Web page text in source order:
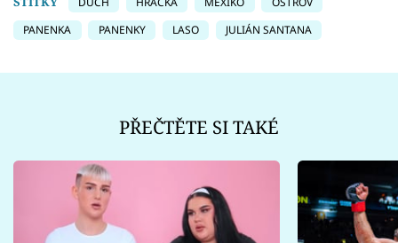
PANENKA
PANENKY LASO JULIÁN SANTANA
PŘEČTĚTE SI TAKÉ